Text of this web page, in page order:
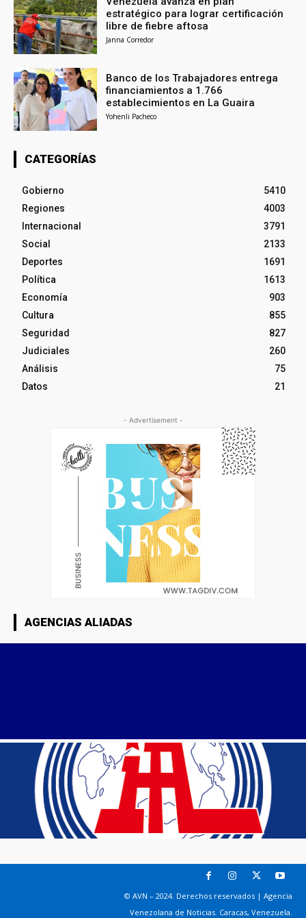
estratégico para lograr certificación
libre de fiebre aftosa
Janna Corredor
Banco de los Trabajadores entrega
financiamientos a 1.766
establecimientos en La Guaira
Yohenli Pacheco
CATEGORÍAS
Gobierno
5410
Regiones
4003
Internacional
3791
Social
2133
Deportes
1691
Política
1613
Economía
903
Cultura
855
Seguridad
827
Judiciales
260
Análisis
75
Datos
21
- Advertisement -
AGENCIAS ALIADAS
© AVN – 2024. Derechos reservados | Agencia
Venezolana de Noticias. Caracas, Venezuela.